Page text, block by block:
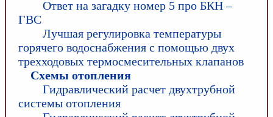
Ответ на загадку номер 5 про БКН –
ГВС
Лучшая регулировка температуры
горячего водоснабжения с помощью двух
трехходовых термосмесительных клапанов
Схемы отопления
Гидравлический расчет двухтрубной
системы отопления